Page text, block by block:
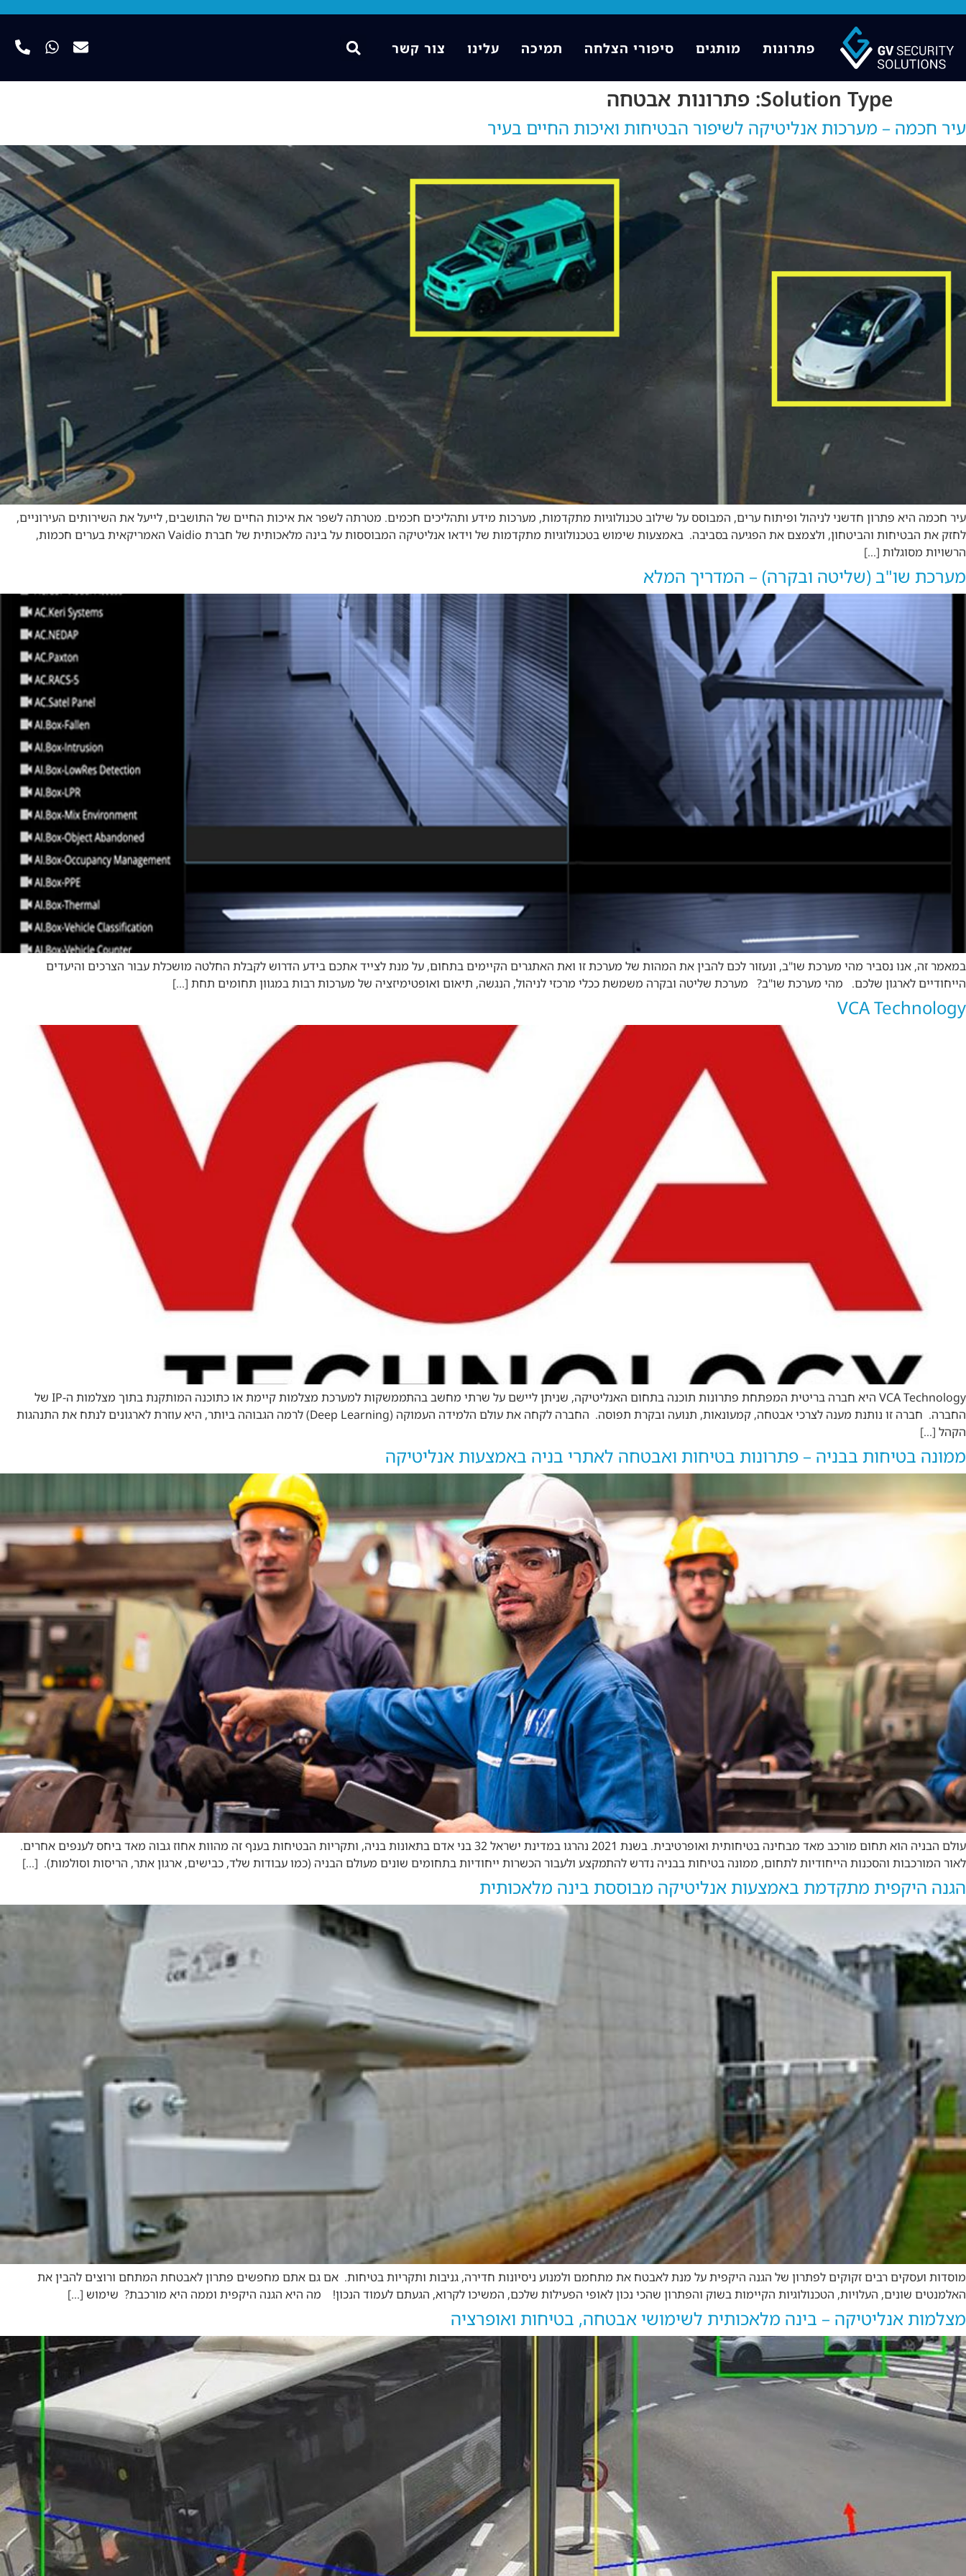
פתרונות מותגים סיפורי הצלחה תמיכה עלינו צור קשר
Solution Type: פתרונות אבטחה
עיר חכמה – מערכות אנליטיקה לשיפור הבטיחות ואיכות החיים בעיר
עיר חכמה היא פתרון חדשני לניהול ופיתוח ערים, המבוסס על שילוב טכנולוגיות מתקדמות, מערכות מידע ותהליכים חכמים. מטרתה לשפר את איכות החיים של התושבים, לייעל את השירותים העירוניים,
לחזק את הבטיחות והביטחון, ולצמצם את הפגיעה בסביבה. באמצעות שימוש בטכנולוגיות מתקדמות של וידאו אנליטיקה המבוססות על בינה מלאכותית של חברת Vaidio האמריקאית בערים חכמות,
הרשויות מסוגלות […]
מערכת שו"ב (שליטה ובקרה) – המדריך המלא
במאמר זה, אנו נסביר מהי מערכת שו"ב, ונעזור לכם להבין את המהות של מערכת זו ואת האתגרים הקיימים בתחום, על מנת לצייד אתכם בידע הדרוש לקבלת החלטה מושכלת עבור הצרכים והיעדים
הייחודיים לארגון שלכם. מהי מערכת שו"ב? מערכת שליטה ובקרה משמשת ככלי מרכזי לניהול, הנגשה, תיאום ואופטימיזציה של מערכות רבות במגוון תחומים תחת […]
VCA Technology
VCA Technology היא חברה בריטית המפתחת פתרונות תוכנה בתחום האנליטיקה, שניתן ליישם על שרתי מחשב בהתממשקות למערכת מצלמות קיימת או כתוכנה המותקנת בתוך מצלמות ה-IP של
החברה. חברה זו נותנת מענה לצרכי אבטחה, קמעונאות, תנועה ובקרת תפוסה. החברה לקחה את עולם הלמידה העמוקה (Deep Learning) לרמה הגבוהה ביותר, היא עוזרת לארגונים לנתח את התנהגות
הקהל […]
ממונה בטיחות בבניה – פתרונות בטיחות ואבטחה לאתרי בניה באמצעות אנליטיקה
עולם הבניה הוא תחום מורכב מאד מבחינה בטיחותית ואופרטיבית. בשנת 2021 נהרגו במדינת ישראל 32 בני אדם בתאונות בניה, ותקריות הבטיחות בענף זה מהוות אחוז גבוה מאד ביחס לענפים אחרים.
לאור המורכבות והסכנות הייחודיות לתחום, ממונה בטיחות בבניה נדרש להתמקצע ולעבור הכשרות ייחודיות בתחומים שונים מעולם הבניה (כמו עבודות שלד, כבישים, ארגון אתר, הריסות וסולמות). […]
הגנה היקפית מתקדמת באמצעות אנליטיקה מבוססת בינה מלאכותית
מוסדות ועסקים רבים זקוקים לפתרון של הגנה היקפית על מנת לאבטח את מתחמם ולמנוע ניסיונות חדירה, גניבות ותקריות בטיחות. אם גם אתם מחפשים פתרון לאבטחת המתחם ורוצים להבין את
האלמנטים שונים, העלויות, הטכנולוגיות הקיימות בשוק והפתרון שהכי נכון לאופי הפעילות שלכם, המשיכו לקרוא, הגעתם לעמוד הנכון! מה היא הגנה היקפית וממה היא מורכבת? שימוש […]
מצלמות אנליטיקה – בינה מלאכותית לשימושי אבטחה, בטיחות ואופרציה